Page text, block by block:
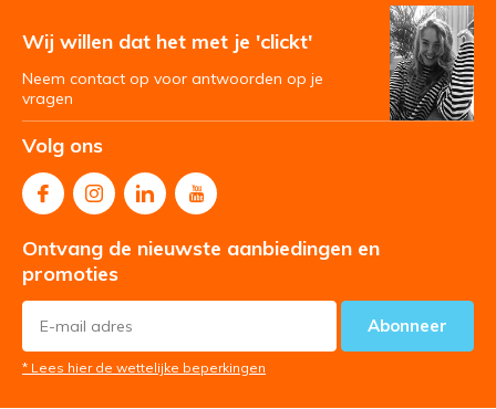
Wij willen dat het met je 'clickt'
Neem contact op voor antwoorden op je
vragen
Volg ons
Ontvang de nieuwste aanbiedingen en
promoties
Abonneer
* Lees hier de wettelijke beperkingen